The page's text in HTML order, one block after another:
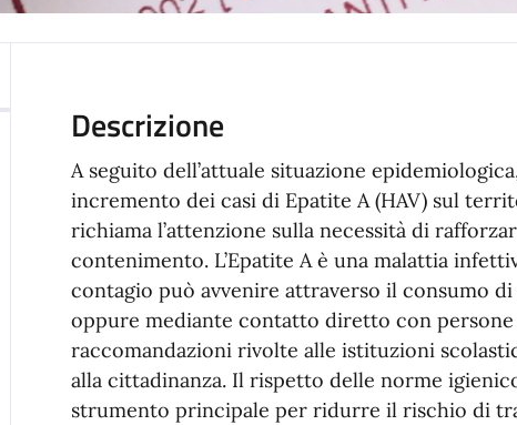
Descrizione
A seguito dell’attuale situazione
incremento dei casi di Epatite A (HAV) sul
richiama l’attenzione sulla necessità di
contenimento. L’Epatite A è una malattia
contagio può avvenire attraverso il consumo
oppure mediante contatto diretto con
raccomandazioni rivolte alle istituzioni
alla cittadinanza. Il rispetto delle norme
strumento principale per ridurre il rischio di